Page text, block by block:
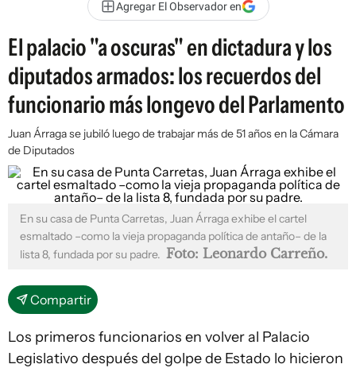
Agregar El Observador en
El palacio "a oscuras" en dictadura y los
diputados armados: los recuerdos del
funcionario más longevo del Parlamento
Juan Árraga se jubiló luego de trabajar más de 51 años en la Cámara
de Diputados
En su casa de Punta Carretas, Juan Árraga exhibe el cartel
esmaltado –como la vieja propaganda política de antaño– de la
lista 8, fundada por su padre. Foto: Leonardo Carreño.
Compartir
Los primeros funcionarios en volver al Palacio
Legislativo después del golpe de Estado lo hicieron